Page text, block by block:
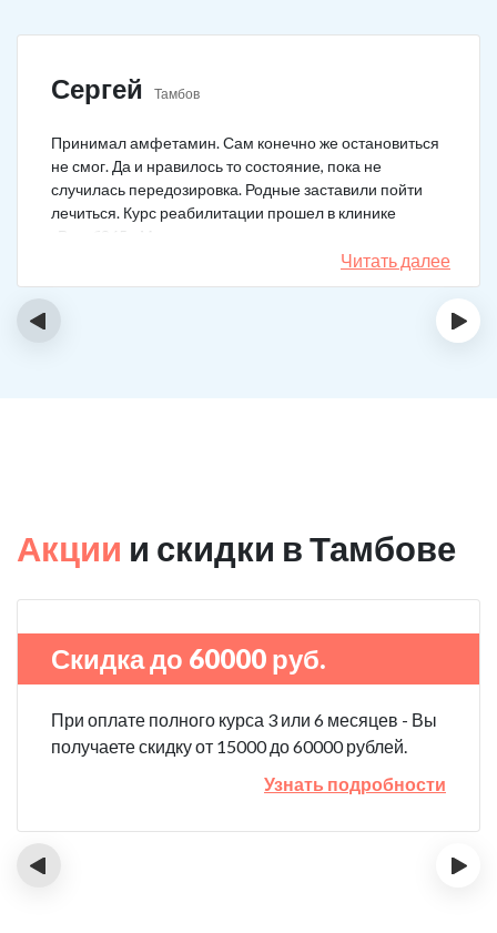
Сергей Тамбов
Принимал амфетамин. Сам конечно же остановиться
не смог. Да и нравилось то состояние, пока не
случилась передозировка. Родные заставили пойти
лечиться. Курс реабилитации прошел в клинике
«Рехаб365». Много месяцев уже не принимаю.
Читать далее
‹ ›
Акции и скидки в Тамбове
Скидка до 60000 руб.
При оплате полного курса 3 или 6 месяцев - Вы
получаете скидку от 15000 до 60000 рублей.
Узнать подробности
‹ ›